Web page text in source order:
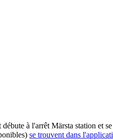
à l'arrêt Märsta station et
se trouvent dans